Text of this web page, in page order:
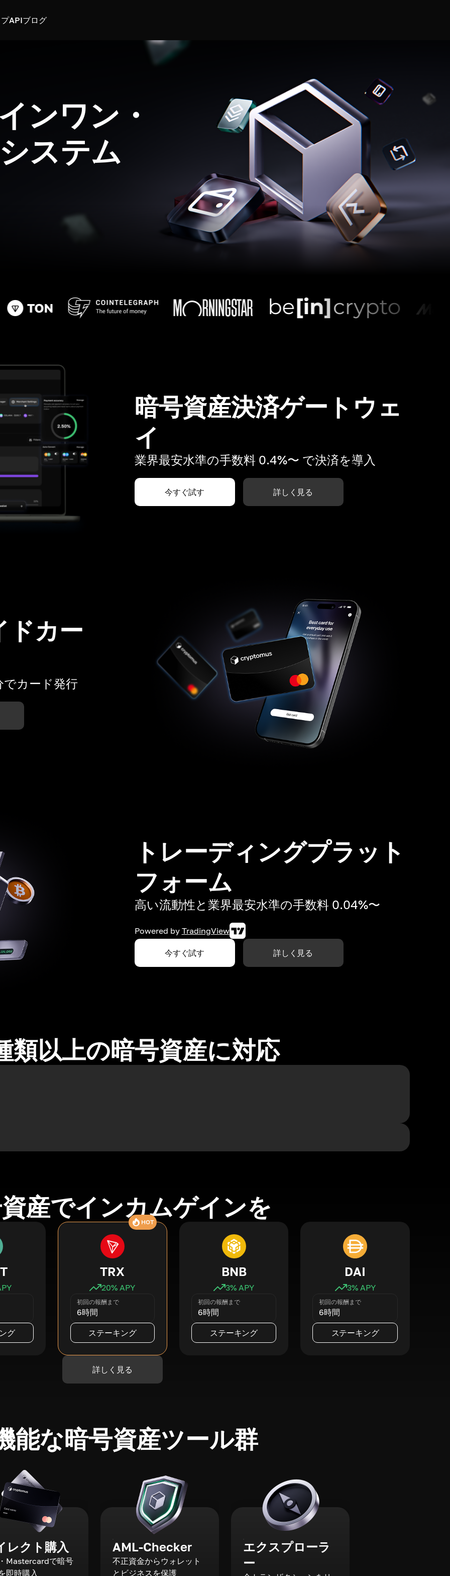
APIブログ
ンワン・
ステム
暗号資産決済ゲートウェ
イ
業界最安水準の手数料 0.4%〜 で決済を導入
今すぐ試す 詳しく見る
ドカー
でカード発行
トレーディングプラット
フォーム
高い流動性と業界最安水準の手数料 0.04%〜
Powered by TradingView
今すぐ試す 詳しく見る
類以上の暗号資産に対応
産でインカムゲインを
グ
HOT
TRX
20% APY
初回の報酬まで
6時間
ステーキング
BNB
3% APY
初回の報酬まで
6時間
ステーキング
DAI
3% APY
初回の報酬まで
6時間
ステーキング
詳しく見る
能な暗号資産ツール群
レクト購入
Mastercardで暗号
即時購入
AML-Checker
不正資金からウォレット
とビジネスを保護
エクスプローラ
ー